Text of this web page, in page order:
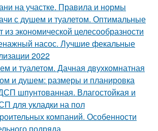
на участке. Правила и нормы
с душем и туалетом. Оптимальные
из экономической целесообразности
насос. Лучшие фекальные
2022
и туалетом. Дачная двухкомнатная
и душем: размеры и планировка
шпунтованная. Влагостойкая и
для укладки на пол
компаний. Особенности
подряда